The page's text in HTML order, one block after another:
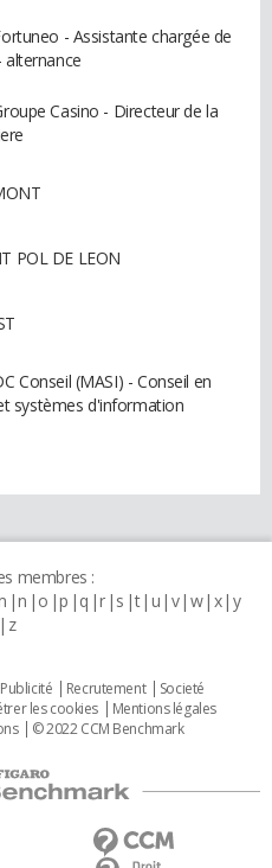
- Assistante chargée de
Casino - Directeur de la
POL DE LEON
Conseil (MASI) - Conseil en
systèmes d'information
membres :
n o p q r s t u v w x y
z
Publicité Recrutement
Societé
les cookies
Mentions légales
© 2022 CCM Benchmark